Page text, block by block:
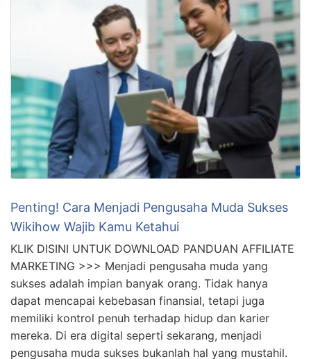
Cara Menjadi Pengusaha Muda yang Sukses – Ajaib
Kawan-kawan, pernahkah Anda memimpikan menjadi
pengusaha muda yang sukses? Jika iya, artikel ini
Penting! Cara Menjadi Pengusaha Muda Sukses
Wikihow Wajib Kamu Ketahui
KLIK DISINI UNTUK DOWNLOAD PANDUAN AFFILIATE